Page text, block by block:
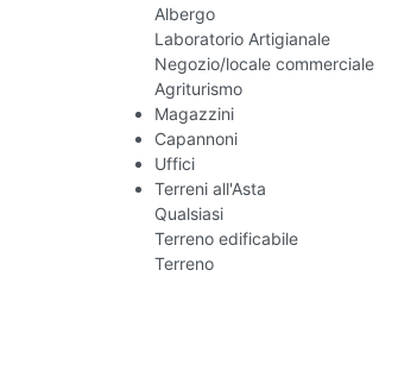
Albergo
Laboratorio Artigianale
Negozio/locale commerciale
Agriturismo
Magazzini
Capannoni
Uffici
Terreni all'Asta
Qualsiasi
Terreno edificabile
Terreno